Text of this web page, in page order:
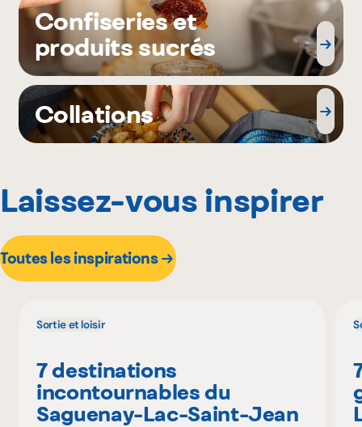
Confiseries et
produits sucrés
Collations
Laissez-vous inspirer
Toutes les inspirations
Sortie et loisir
7 destinations
incontournables du
Saguenay-Lac-Saint-Jean